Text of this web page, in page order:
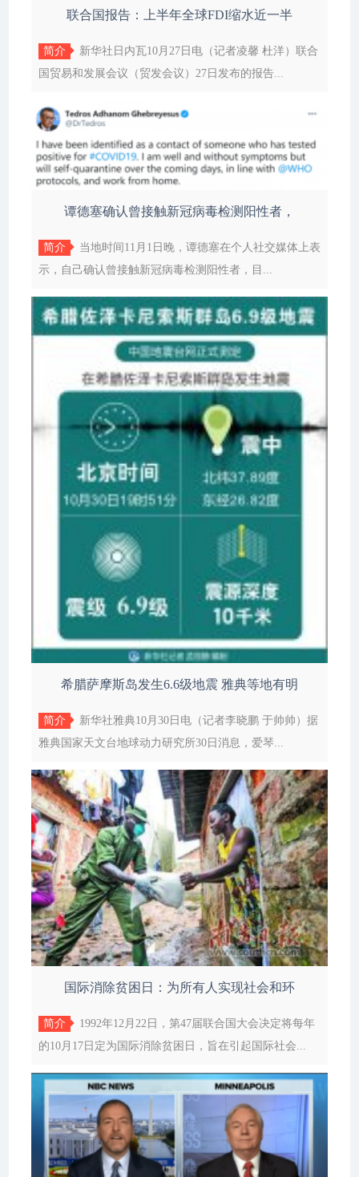
联合国报告：上半年全球FDI缩水近一半
简介
新华社日内瓦10月27日电（记者凌馨 杜洋）联合
国贸易和发展会议（贸发会议）27日发布的报告...
谭德塞确认曾接触新冠病毒检测阳性者，
简介
当地时间11月1日晚，谭德塞在个人社交媒体上表
示，自己确认曾接触新冠病毒检测阳性者，目...
希腊萨摩斯岛发生6.6级地震 雅典等地有明
简介
新华社雅典10月30日电（记者李晓鹏 于帅帅）据
雅典国家天文台地球动力研究所30日消息，爱琴...
国际消除贫困日：为所有人实现社会和环
简介
1992年12月22日，第47届联合国大会决定将每年
的10月17日定为国际消除贫困日，旨在引起国际社会...